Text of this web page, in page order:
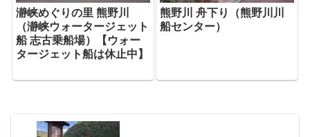
瀞峡めぐりの里 熊野川
（瀞峡ウォータージェット
船 志古乗船場）【ウォー
タージェット船は休止中】
熊野川 舟下り（熊野川川
船センター）